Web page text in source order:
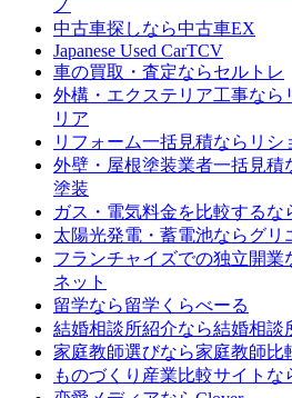
ノ
中古車探しなら中古車EX
Japanese Used CarTCV
車の買取・査定ならセルトレ
外構・エクステリア工事なら
リア
リフォーム一括見積なら リシ
外壁・屋根塗装業者一括見積
塗装
ガス・電気料金を比較するな
太陽光発電・蓄電池ならグリ
フランチャイズでの独立開業
ネット
留学なら留学くらべーる
結婚相談所紹介なら結婚相談
家庭教師選びなら家庭教師比
ものづくり産業比較サイトな